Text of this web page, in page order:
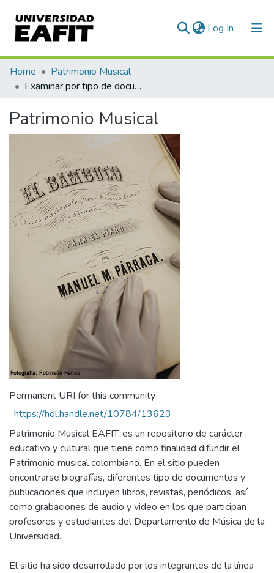
Log In (current)
Communities & Collections
All of DSpace
Home
Patrimonio Musical
Examinar por tipo de documento
Patrimonio Musical
Permanent URI for this community
https://hdl.handle.net/10784/13623
Patrimonio Musical EAFIT, es un repositorio de carácter
educativo y cultural que tiene como finalidad difundir el
Patrimonio musical colombiano. En el sitio pueden
encontrarse biografías, diferentes tipo de documentos y
publicaciones que incluyen libros, revistas, periódicos, así
como grabaciones de audio y video en los que participan
profesores y estudiantes del Departamento de Música de la
Universidad.
El sitio ha sido desarrollado por los integrantes de la línea